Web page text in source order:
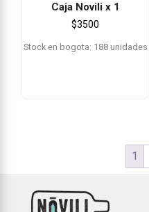
Caja Novili x 1
$3500
Stock en bogota: 188 unidades
1